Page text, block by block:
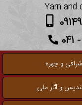
Yarn
و چهره
و آثار ملی